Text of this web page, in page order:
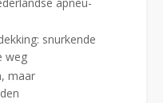
snurkende
weg
maar